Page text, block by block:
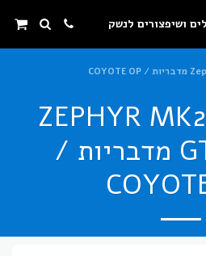
ושיפצורים לנשק
נעלי לואה ZEPHYR MK2
GTX HI TF מדבריות /